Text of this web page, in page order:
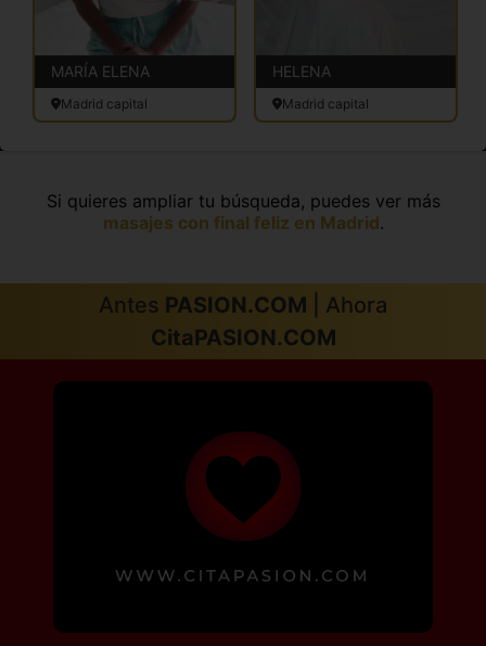
MARÍA ELENA
Madrid capital
HELENA
Madrid capital
Si quieres ampliar tu búsqueda, puedes ver más
masajes con final feliz en Madrid.
Antes PASION.COM | Ahora
CitaPASION.COM